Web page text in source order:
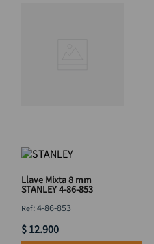
Llave Mixta 8 mm
STANLEY 4-86-853
:4-86-853
$ 12.900